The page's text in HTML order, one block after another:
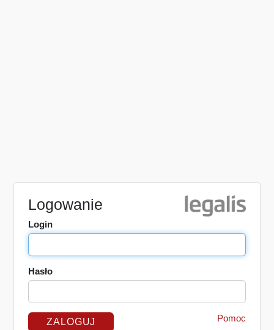
Logowanie
Login
Hasło
Pomoc